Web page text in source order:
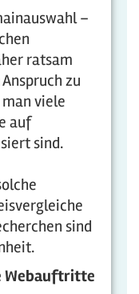
–
ratsam
zu
viele
auf
sind.
sind
Webauftritte